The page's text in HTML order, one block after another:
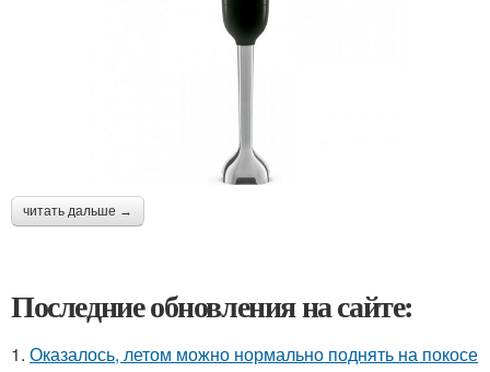
читать дальше →
Последние обновления на сайте:
1. Оказалось, летом можно нормально поднять на покосе